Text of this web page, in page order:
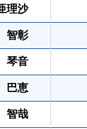
理沙
彰
音
恵
哉